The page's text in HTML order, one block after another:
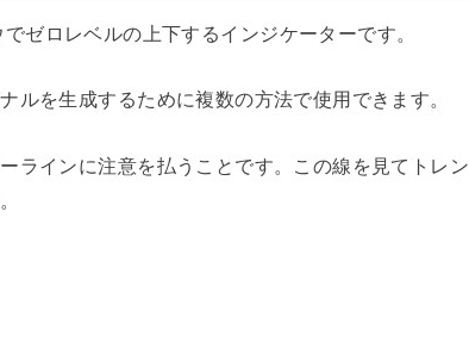
ゼロレベルの上下するインジケーターです。
ルを生成するために複数の方法で使用できます。
ラインに注意を払うことです。この線を見てトレン